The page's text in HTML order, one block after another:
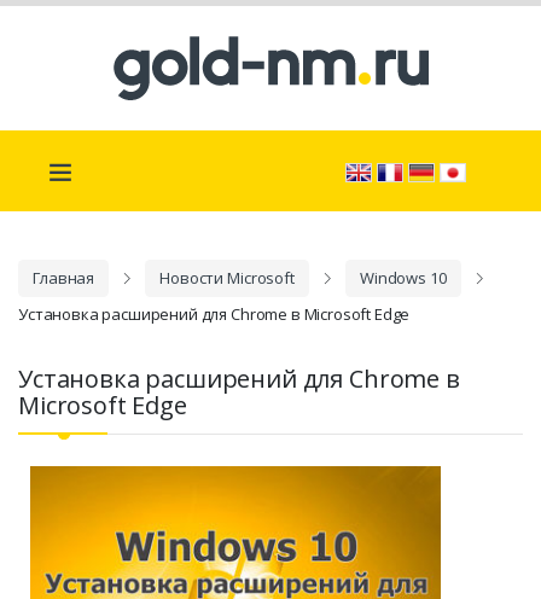
Главная Новости Microsoft
Windows 10
Установка расширений для Chrome в Microsoft Edge
Установка расширений для Chrome в
Microsoft Edge